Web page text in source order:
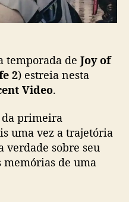
ã
2
”
t
r
a
h
o
j
e
temporada de Joy of
2) estreia nesta
Video.
da primeira
uma vez a trajetória
verdade sobre seu
memórias de uma